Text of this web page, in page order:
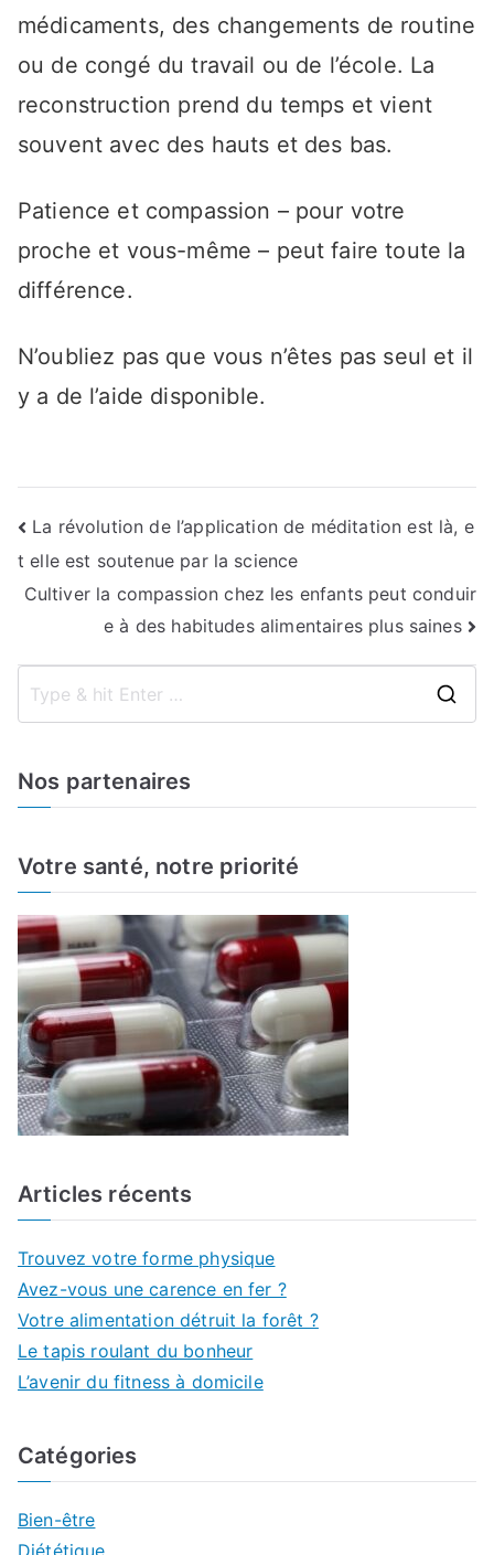
médicaments, des changements de routine
ou de congé du travail ou de l’école. La
reconstruction prend du temps et vient
souvent avec des hauts et des bas.
Patience et compassion – pour votre
proche et vous-même – peut faire toute la
différence.
N’oubliez pas que vous n’êtes pas seul et il
y a de l’aide disponible.
Navigation
de
l’article
La révolution de l’application de méditation est là, e
t elle est soutenue par la science
Cultiver la compassion chez les enfants peut conduir
e à des habitudes alimentaires plus saines
f
Nos partenaires
Votre santé, notre priorité
Articles récents
Trouvez votre forme physique
Avez-vous une carence en fer ?
Votre alimentation détruit la forêt ?
Le tapis roulant du bonheur
L’avenir du fitness à domicile
Catégories
Bien-être